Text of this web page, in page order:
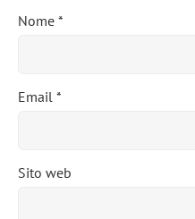
Nome *
Email *
Sito web